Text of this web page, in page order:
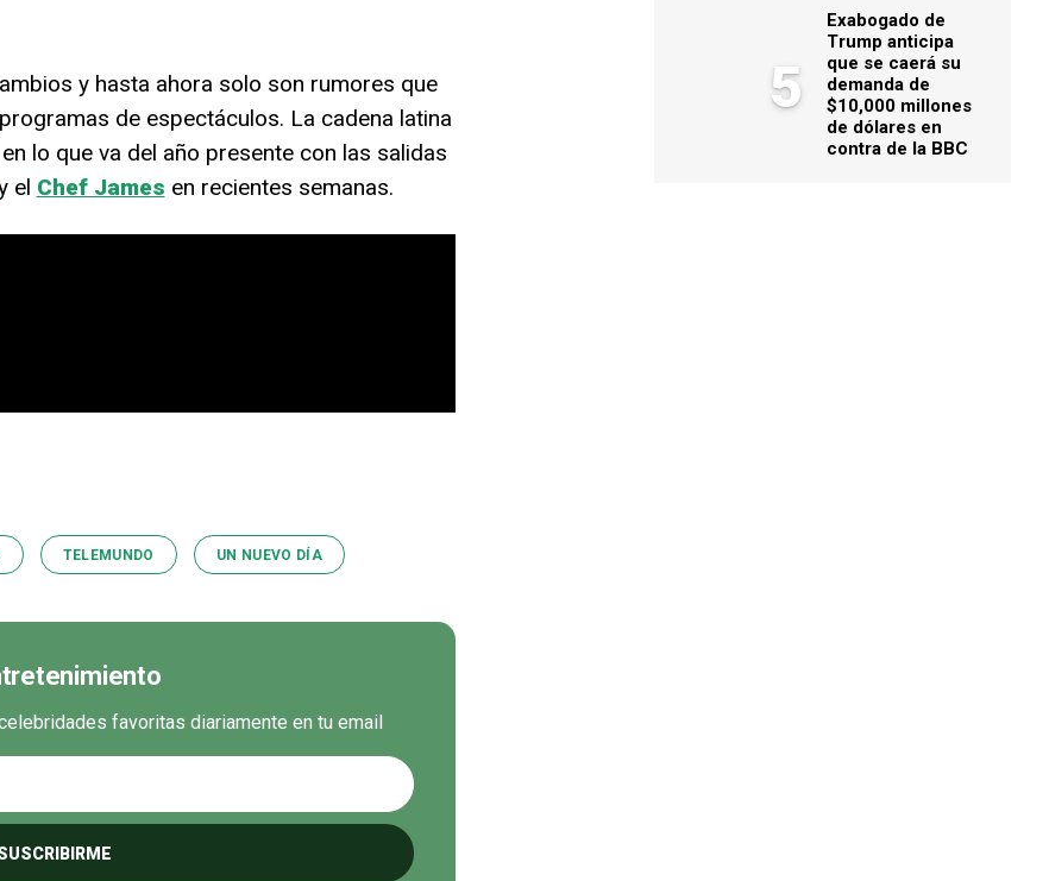
y hasta ahora solo son rumores que
de espectáculos. La cadena latina
lo que va del año presente con las salidas
el Chef James en recientes semanas.
TELEMUNDO UN NUEVO DÍA
favoritas diariamente en tu email
5
Exabogado de
Trump anticipa
que se caerá su
demanda de
$10,000 millones
de dólares en
contra de la BBC